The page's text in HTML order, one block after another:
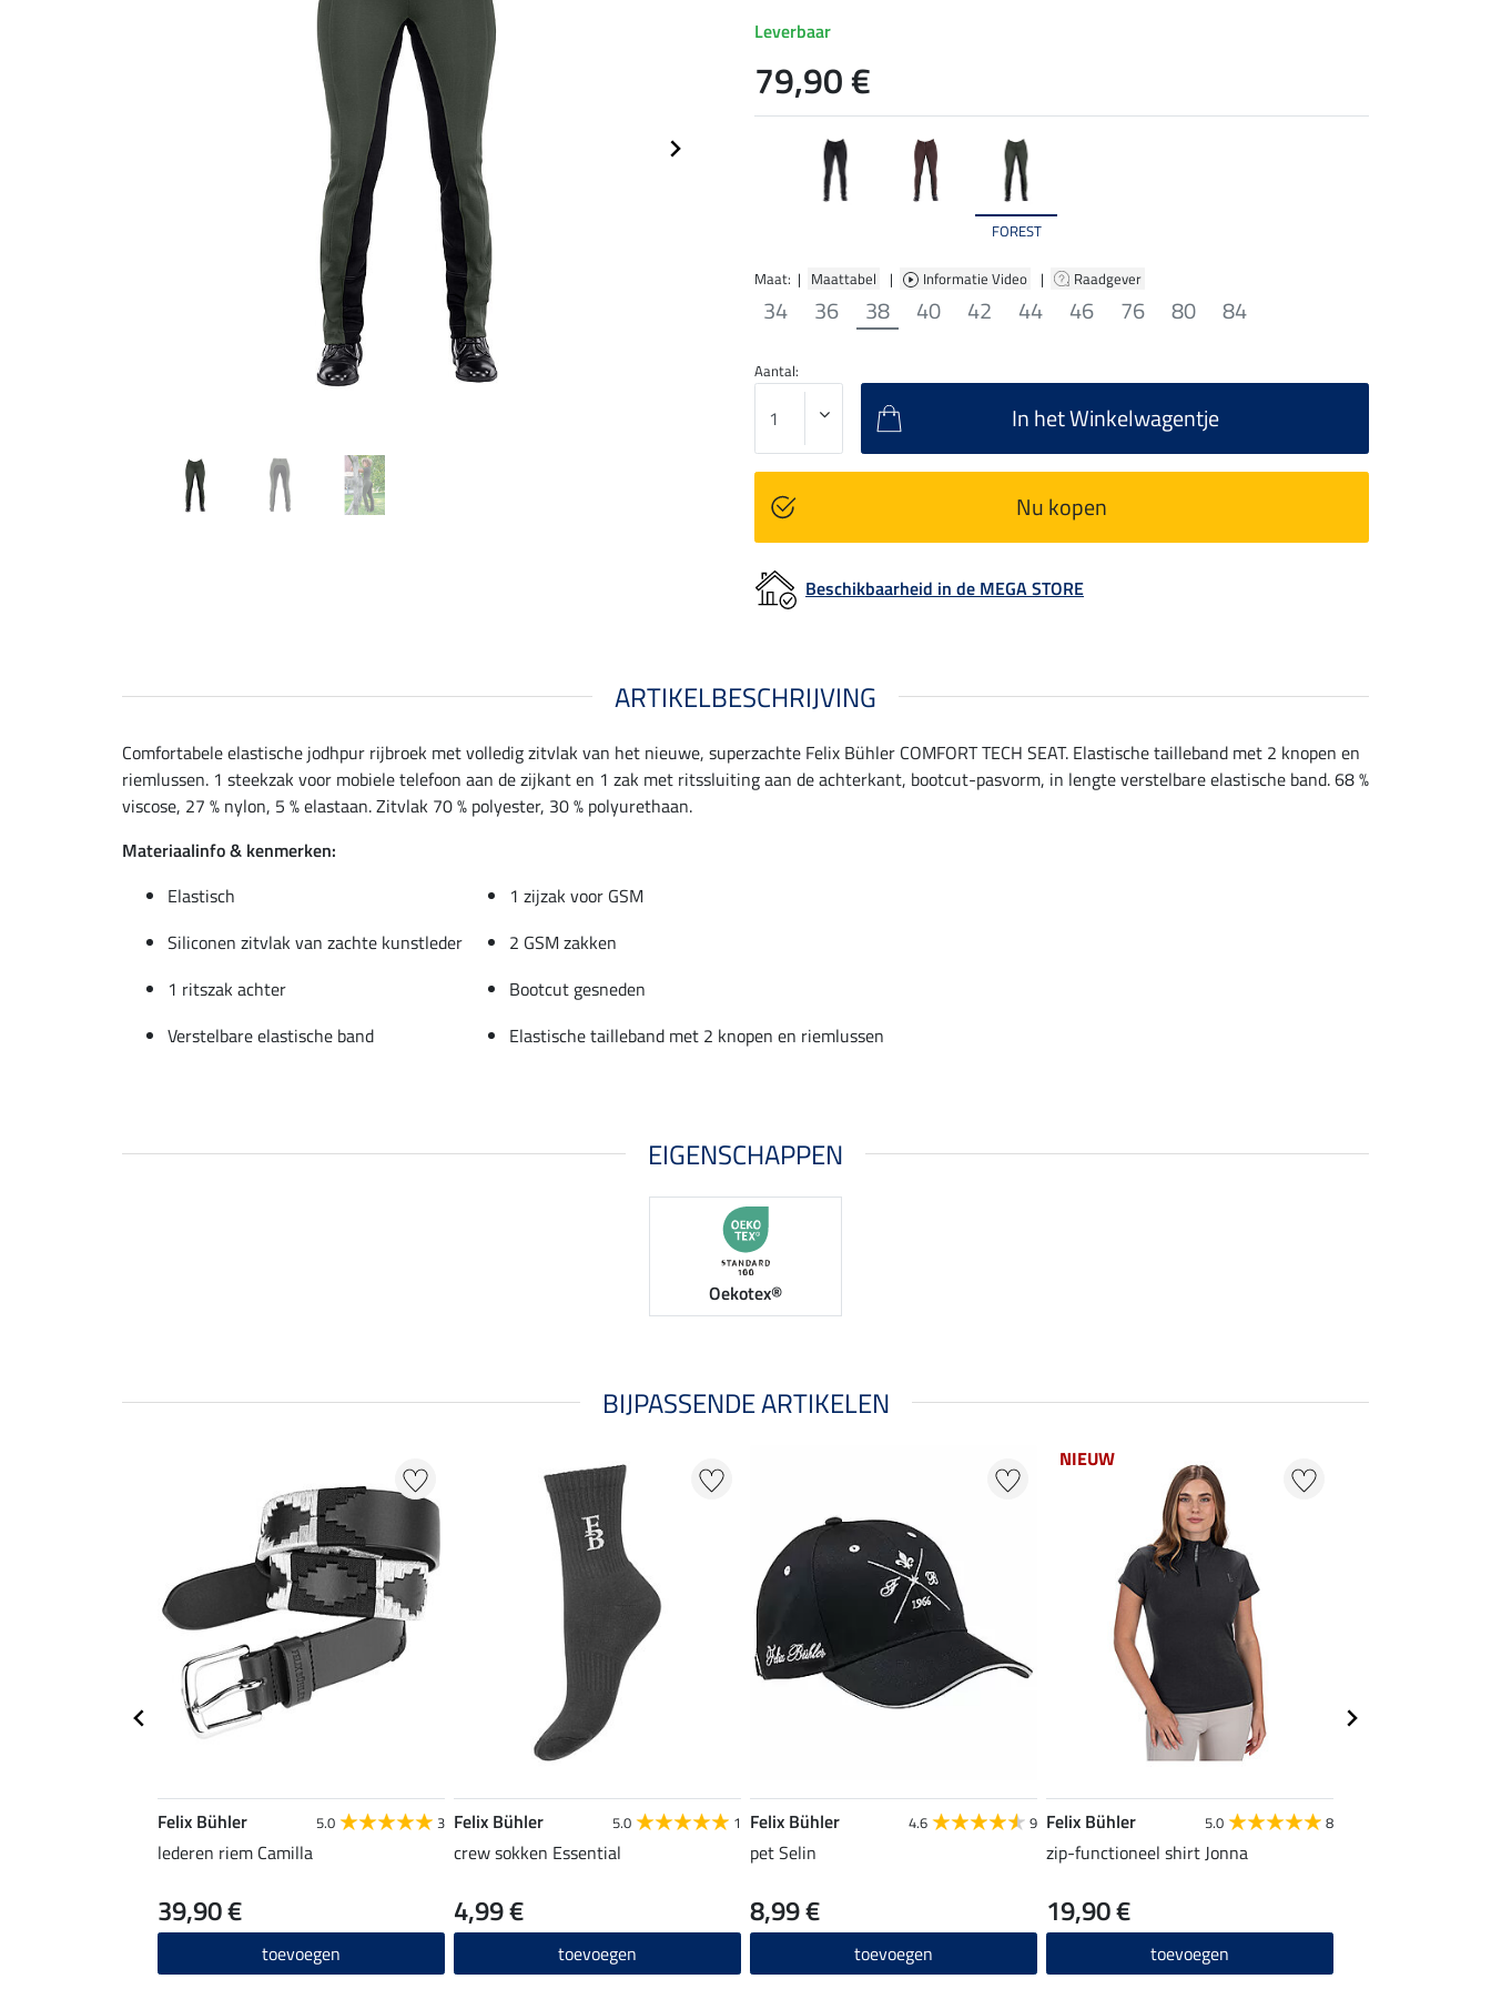
FOREST
Maat: | Maattabel | Informatie Video | Raadgever
34 36 38 40 42 44 46 76 80 84
Leverbaar
79,90 €
Aantal:
In het Winkelwagentje
Nu kopen
Beschikbaarheid in de MEGA STORE
ARTIKELBESCHRIJVING
Comfortabele elastische jodhpur rijbroek met volledig zitvlak van het nieuwe, superzachte Felix Bühler COMFORT TECH SEAT. Elastische tailleband met 2 knopen en
riemlussen. 1 steekzak voor mobiele telefoon aan de zijkant en 1 zak met ritssluiting aan de achterkant, bootcut-pasvorm, in lengte verstelbare elastische band. 68 %
viscose, 27 % nylon, 5 % elastaan. Zitvlak 70 % polyester, 30 % polyurethaan.
Materiaalinfo & kenmerken:
Elastisch
1 zijzak voor GSM
Siliconen zitvlak van zachte kunstleder
2 GSM zakken
1 ritszak achter
Bootcut gesneden
Verstelbare elastische band
Elastische tailleband met 2 knopen en riemlussen
EIGENSCHAPPEN
Oekotex®
BIJPASSENDE ARTIKELEN
Felix Bühler 5.0 3
lederen riem Camilla
39,90 €
toevoegen
Felix Bühler 5.0 1
crew sokken Essential
4,99 €
toevoegen
Felix Bühler 4.6 9
pet Selin
8,99 €
toevoegen
NIEUW
Felix Bühler 5.0 8
zip-functioneel shirt Jonna
19,90 €
toevoegen